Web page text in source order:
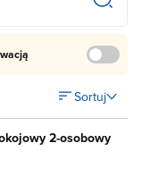
Sortuj
2-osobowy